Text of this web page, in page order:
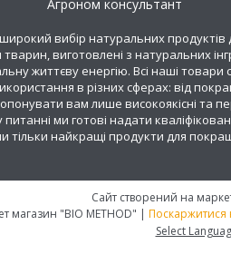
Агроном консультант
вибір натуральних
виготовлені з натуральних
життєву енергію. Всі наші
в різних сферах: від
вам лише високоякісні та
ми готові надати
тільки найкращі продукти для
Сайт створений на
Інтернет магазин "BIO METHOD" | Поскаржитися
Select